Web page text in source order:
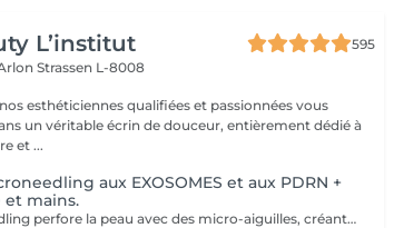
L’institut
595
Strassen L-8008
esthéticiennes qualifiées et passionnées vous
un véritable écrin de douceur, entièrement dédié à
et ...
aux EXOSOMES et aux PDRN +
et mains.
Le microneedling perfore la peau avec des micro-aiguilles, créant des micro-canaux qui permettent à un sérum actif (PDRN ou exosomes) de pénétrer en profondeur dans le derme. C'est ce qu'on appelle un soin « biostimulateur » : on ne remplit pas, on stimule la peau pour qu'elle se régénère elle-même. L'association des exosomes et du PDRN (Polydésoxyribonucléotide) est une révolution anti-âge. Il représente le protocole de régénération cutanée le plus avancé en médecine esthétique. Cette synergie permet de stimuler le renouvellement cellulaire de façon accélérée, d'atténuer les cicatrices et de lifter le teint sans chirurgie. C'est une synergie régénératrice puissante, ces deux actifs maximisent la réparation tissulaire et l'éclat du teint. Idéale pour les peaux: matures , avec des dommages solaires importants, des cicatrices, une perte de fermeté. Soin plus puissant que le PDRN . Pour optimiser les effets du soin, nous appliquerons la lumière LED sur le visage. Profitez, également, d'un traitement anti-âge à la lumière Led pour les mains.